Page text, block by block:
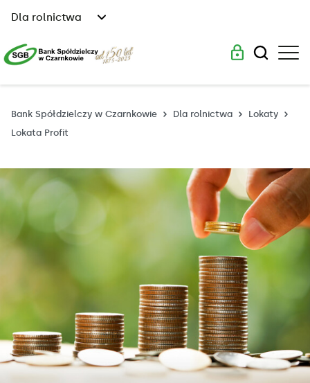
Dla rolnictwa
Bank Spółdzielczy w Czarnkowie Dla rolnictwa
Lokaty
Lokata Profit